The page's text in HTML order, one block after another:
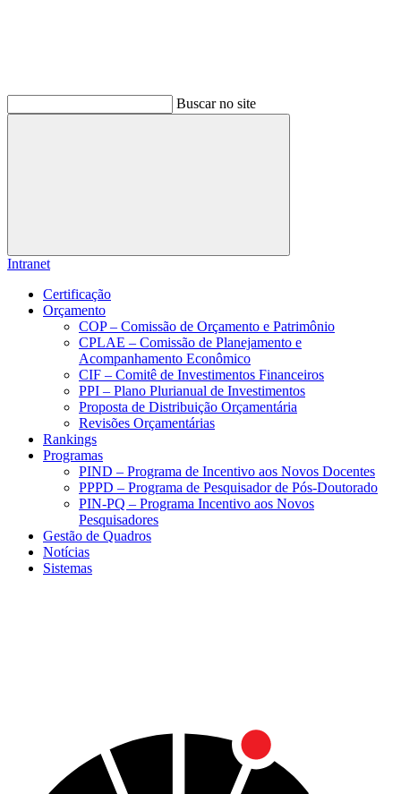
Buscar no site
Buscar
Intranet
Certificação
Orçamento
COP – Comissão de Orçamento e Patrimônio
CPLAE – Comissão de Planejamento e
Acompanhamento Econômico
CIF – Comitê de Investimentos Financeiros
PPI – Plano Plurianual de Investimentos
Proposta de Distribuição Orçamentária
Revisões Orçamentárias
Rankings
Programas
PIND – Programa de Incentivo aos Novos Docentes
PPPD – Programa de Pesquisador de Pós-Doutorado
PIN-PQ – Programa Incentivo aos Novos
Pesquisadores
Gestão de Quadros
Notícias
Sistemas